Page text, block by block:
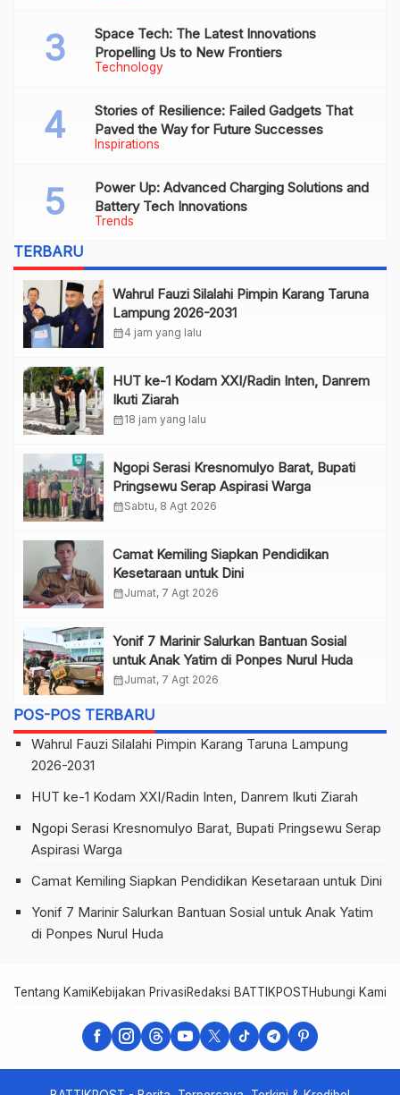
Technology
Space Tech: The Latest Innovations
Propelling Us to New Frontiers
Inspirations
Stories of Resilience: Failed Gadgets That
Paved the Way for Future Successes
Trends
Power Up: Advanced Charging Solutions and
Battery Tech Innovations
TERBARU
Wahrul Fauzi Silalahi Pimpin Karang Taruna
Lampung 2026-2031
calendar_month4 jam yang lalu
HUT ke-1 Kodam XXI/Radin Inten, Danrem
Ikuti Ziarah
calendar_month18 jam yang lalu
Ngopi Serasi Kresnomulyo Barat, Bupati
Pringsewu Serap Aspirasi Warga
calendar_monthSabtu, 8 Agt 2026
Camat Kemiling Siapkan Pendidikan
Kesetaraan untuk Dini
calendar_monthJumat, 7 Agt 2026
Yonif 7 Marinir Salurkan Bantuan Sosial
untuk Anak Yatim di Ponpes Nurul Huda
calendar_monthJumat, 7 Agt 2026
POS-POS TERBARU
Wahrul Fauzi Silalahi Pimpin Karang Taruna Lampung
2026-2031
HUT ke-1 Kodam XXI/Radin Inten, Danrem Ikuti Ziarah
Ngopi Serasi Kresnomulyo Barat, Bupati Pringsewu Serap
Aspirasi Warga
Camat Kemiling Siapkan Pendidikan Kesetaraan untuk Dini
Yonif 7 Marinir Salurkan Bantuan Sosial untuk Anak Yatim
di Ponpes Nurul Huda
Tentang KamiKebijakan PrivasiRedaksi BATTIKPOSTHubungi Kami